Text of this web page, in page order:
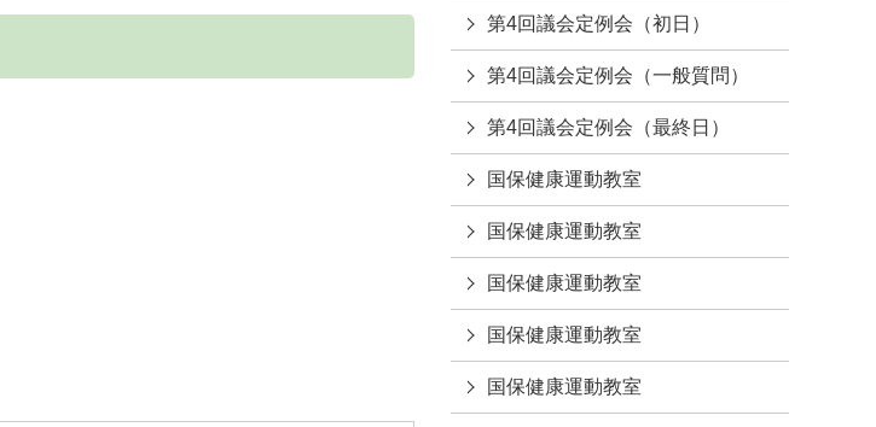
第4回議会定例会（初日）
第4回議会定例会（一般質問）
第4回議会定例会（最終日）
国保健康運動教室
国保健康運動教室
国保健康運動教室
国保健康運動教室
国保健康運動教室